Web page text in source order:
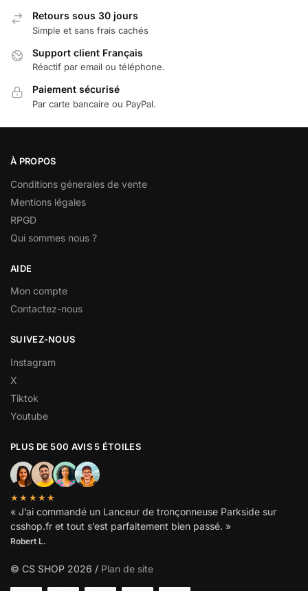
Retours sous 30 jours
Simple et sans frais cachés
Support client Français
Réactif par email ou téléphone.
Paiement sécurisé
Par carte bancaire ou PayPal.
À PROPOS
Conditions génerales de vente
Mentions légales
RPGD
Qui sommes nous ?
AIDE
Mon compte
Contactez-nous
SUIVEZ-NOUS
Instagram
X
Tiktok
Youtube
PLUS DE 500 AVIS 5 ÉTOILES
★★★★★
« J’ai commandé un Lanceur de tronçonneuse Parkside sur
csshop.fr et tout s’est parfaitement bien passé. »
Robert L.
© CS SHOP 2026 / Plan de site